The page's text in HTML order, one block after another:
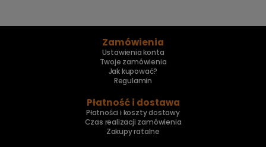
Zamówienia
Ustawienia konta
Twoje zamówienia
Jak kupować?
Regulamin
Płatność i dostawa
Płatności i koszty dostawy
Czas realizacji zamówienia
Zakupy ratalne